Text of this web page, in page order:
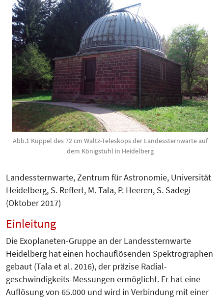
Abb.1 Kuppel des 72 cm Waltz-Teleskops der Landessternwarte auf
dem Königstuhl in Heidelberg
Landessternwarte, Zentrum für Astro­nomie, Universität
Heidelberg, S. Reffert, M. Tala, P. Heeren, S. Sadegi
(Okto­ber 2017)
Einleitung
Die Exoplaneten-Gruppe an der Lan­des­sternwarte
Heidelberg hat einen hoch­auflösenden Spektrographen
gebaut (Tala et al. 2016), der präzise Ra­dial­
geschwindigkeits-Messungen ermöglicht. Er hat eine
Auflösung von 65.000 und wird in Verbindung mit einer